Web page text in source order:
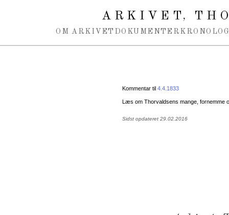
ARKIVET,
OM ARKIVET DOKUMENTER
Kommentar til 4.4.1833
Læs om Thorvaldsens mange, fornemme
Sidst opdateret 29.02.2016